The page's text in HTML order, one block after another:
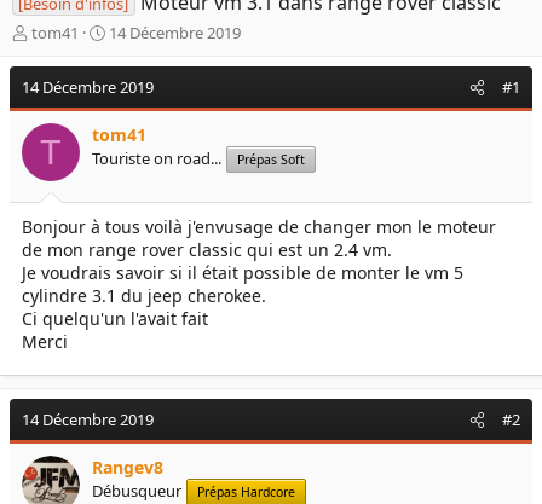
A
e
u
e
l
a
d
i
s
c
u
s
i
o
n
tom41
D
e
d
e
d
b
u
t
14 Décembre 2019
14 Décembre 2019 #1
T tom41
Touriste on road... Prépas Soft
Bonjour à tous voilà j'envusage de changer mon le moteur
de mon range rover classic qui est un 2.4 vm.
Je voudrais savoir si il était possible de monter le vm 5
cylindre 3.1 du jeep cherokee.
Ci quelqu'un l'avait fait
Merci
14 Décembre 2019 #2
Rangev8
Débusqueur Prépas Hardcore